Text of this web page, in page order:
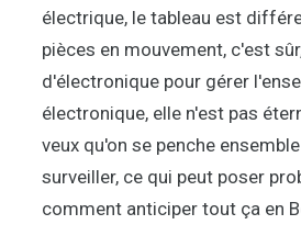
électrique, le tableau est
pièces en mouvement, c'est
d'électronique pour gérer
électronique, elle n'est pas
veux qu'on se penche
surveiller, ce qui peut poser
comment anticiper tout ça en